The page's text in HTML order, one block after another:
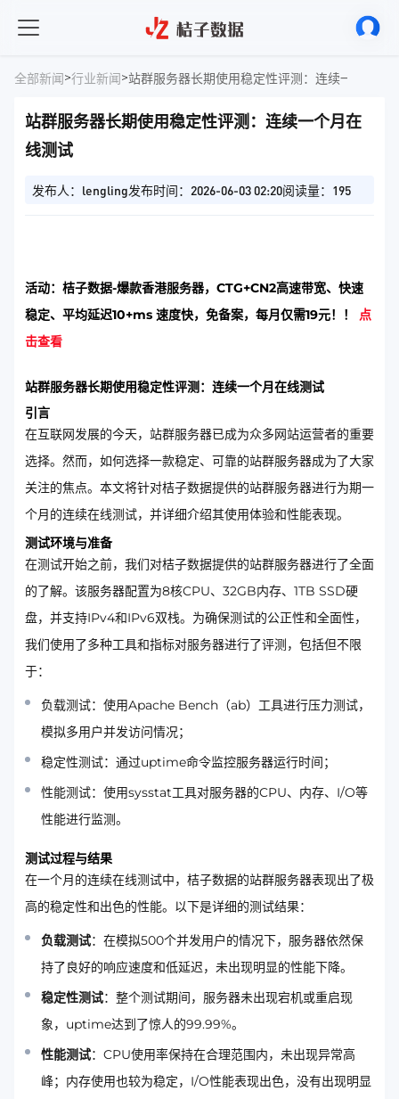
全部新闻>行业新闻>站群服务器长期使用稳定性评测：连续一个月在
站群服务器长期使用稳定性评测：连续一个月在
线测试
发布人：lengling发布时间：2026-06-03 02:20阅读量：195
活动：桔子数据-爆款香港服务器，CTG+CN2高速带宽、快速
稳定、平均延迟10+ms 速度快，免备案，每月仅需19元！！ 点
击查看
站群服务器长期使用稳定性评测：连续一个月在线测试
引言
在互联网发展的今天，站群服务器已成为众多网站运营者的重要
选择。然而，如何选择一款稳定、可靠的站群服务器成为了大家
关注的焦点。本文将针对桔子数据提供的站群服务器进行为期一
个月的连续在线测试，并详细介绍其使用体验和性能表现。
测试环境与准备
在测试开始之前，我们对桔子数据提供的站群服务器进行了全面
的了解。该服务器配置为8核CPU、32GB内存、1TB SSD硬
盘，并支持IPv4和IPv6双栈。为确保测试的公正性和全面性，
我们使用了多种工具和指标对服务器进行了评测，包括但不限
于：
负载测试：使用Apache Bench（ab）工具进行压力测试，
模拟多用户并发访问情况；
稳定性测试：通过uptime命令监控服务器运行时间；
性能测试：使用sysstat工具对服务器的CPU、内存、I/O等
性能进行监测。
测试过程与结果
在一个月的连续在线测试中，桔子数据的站群服务器表现出了极
高的稳定性和出色的性能。以下是详细的测试结果：
负载测试：在模拟500个并发用户的情况下，服务器依然保
持了良好的响应速度和低延迟，未出现明显的性能下降。
稳定性测试：整个测试期间，服务器未出现宕机或重启现
象，uptime达到了惊人的99.99%。
性能测试：CPU使用率保持在合理范围内，未出现异常高
峰；内存使用也较为稳定，I/O性能表现出色，没有出现明显